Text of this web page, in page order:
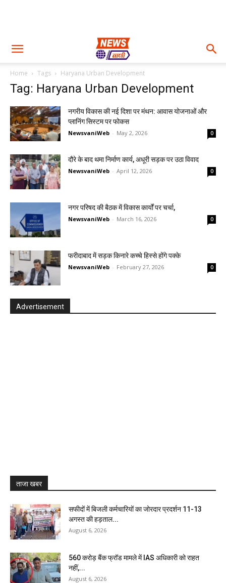
Home Tags Haryana Urban Development
Tag: Haryana Urban Development
नगरीय विकास की नई दिशा पर मंथन: आवास योजनाओं और
प्लानिंग सिस्टम पर फोकस
NewsvaniWeb - May 2, 2026 0
दौरे के बाद थमा निर्माण कार्य, अधूरी सड़क पर उठा विवाद
NewsvaniWeb - April 12, 2026 0
नगर परिषद की बैठक में विकास कार्यों पर चर्चा,
NewsvaniWeb - March 16, 2026 0
फरीदाबाद में सड़क किनारे कच्चे हिस्से होंगे पक्के
NewsvaniWeb - February 27, 2026 0
Advertisement
ताजा खबर
सफीदों में बिजली कर्मचारियों का जोरदार प्रदर्शन 11-13
अगस्त की हड़ताल...
August 6, 2026
₹560 करोड़ बैंक फ्रॉड मामले में IAS अधिकारी को राहत
नहीं,...
August 6, 2026